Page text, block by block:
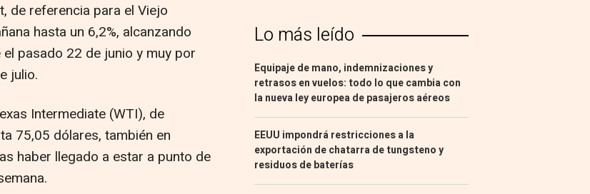
de referencia para el Viejo
hasta un 6,2%, alcanzando
pasado 22 de junio y muy por
julio.
Intermediate (WTI), de
75,05 dólares, también en
haber llegado a estar a punto de
Lo más leído
Equipaje de mano, indemnizaciones y
retrasos en vuelos: todo lo que cambia con
la nueva ley europea de pasajeros aéreos
EEUU impondrá restricciones a la
exportación de chatarra de tungsteno y
residuos de baterías